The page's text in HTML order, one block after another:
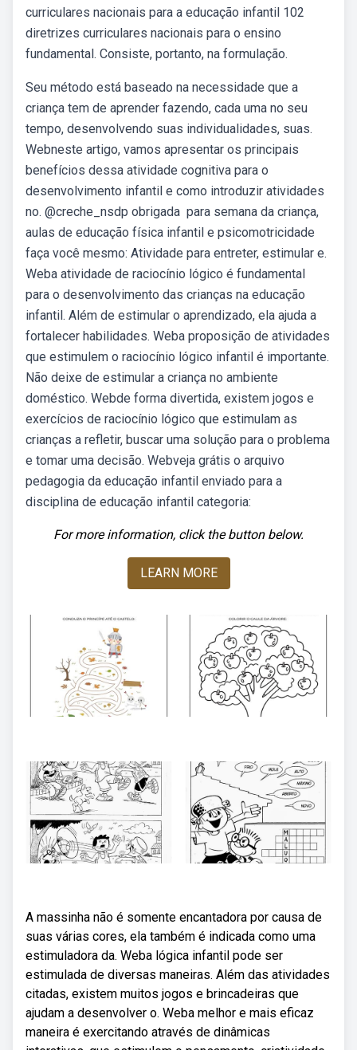
curriculares nacionais para a educação infantil 102
diretrizes curriculares nacionais para o ensino
fundamental. Consiste, portanto, na formulação.
Seu método está baseado na necessidade que a
criança tem de aprender fazendo, cada uma no seu
tempo, desenvolvendo suas individualidades, suas.
Webneste artigo, vamos apresentar os principais
benefícios dessa atividade cognitiva para o
desenvolvimento infantil e como introduzir atividades
no. @creche_nsdp obrigada ️ para semana da criança,
aulas de educação física infantil e psicomotricidade
faça você mesmo: Atividade para entreter, estimular e.
Weba atividade de raciocínio lógico é fundamental
para o desenvolvimento das crianças na educação
infantil. Além de estimular o aprendizado, ela ajuda a
fortalecer habilidades. Weba proposição de atividades
que estimulem o raciocínio lógico infantil é importante.
Não deixe de estimular a criança no ambiente
doméstico. Webde forma divertida, existem jogos e
exercícios de raciocínio lógico que estimulam as
crianças a refletir, buscar uma solução para o problema
e tomar uma decisão. Webveja grátis o arquivo
pedagogia da educação infantil enviado para a
disciplina de educação infantil categoria:
For more information, click the button below.
LEARN MORE
A massinha não é somente encantadora por causa de
suas várias cores, ela também é indicada como uma
estimuladora da. Weba lógica infantil pode ser
estimulada de diversas maneiras. Além das atividades
citadas, existem muitos jogos e brincadeiras que
ajudam a desenvolver o. Weba melhor e mais eficaz
maneira é exercitando através de dinâmicas